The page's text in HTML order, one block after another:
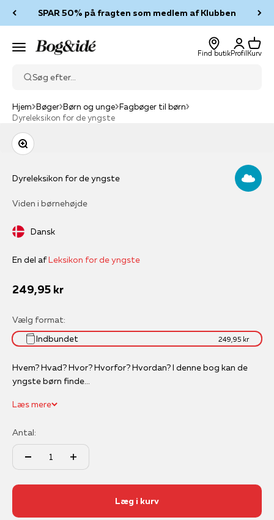
SPAR 50% på fragten som medlem af Klubben
Menu Bog & idé
Find butik
Log ind
Profil
Kurv
Kurv
Søg efter...
Hjem Bøger Børn og unge Fagbøger til børn
Dyreleksikon for de yngste
Zoom
Dyreleksikon for de yngste
Viden i børnehøjde
Dansk
En del afLeksikon for de yngste
Salgspris
249,95 kr
Vælg format:
Indbundet
249,95 kr
Hvem? Hvad? Hvor? Hvorfor? Hvordan? I denne bog kan de
yngste børn finde...
Læs mere
Antal:
Læg i kurv